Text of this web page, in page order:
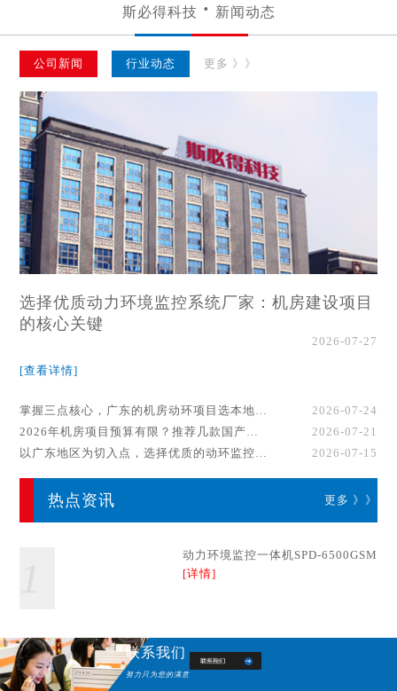
斯必得科技 新闻动态
公司新闻 行业动态 更多 》》
选择优质动力环境监控系统厂家：机房建设项目
的核心关键
2026-07-27
[查看详情]
掌握三点核心，广东的机房动环项目选本地厂家事半功倍！
2026-07-24
2026年机房项目预算有限？推荐几款国产动环监控系统品牌
2026-07-21
以广东地区为切入点，选择优质的动环监控系统厂家
2026-07-15
热点资讯 更多 》》
动力环境监控一体机SPD-6500GSM
[详情]
联系我们
努力只为您的满意